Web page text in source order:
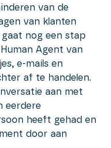
van de
van klanten
nog een stap
Agent van
e-mails en
af te handelen.
aan met
eerdere
heeft gehad en
door aan